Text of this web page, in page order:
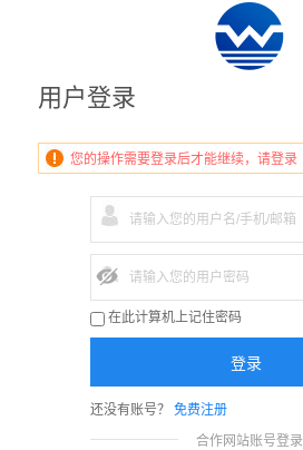
用户登录
您的操作需要登录后才能继续，请登录
在此计算机上记住密码
还没有账号？ 免费注册
合作网站账号登录